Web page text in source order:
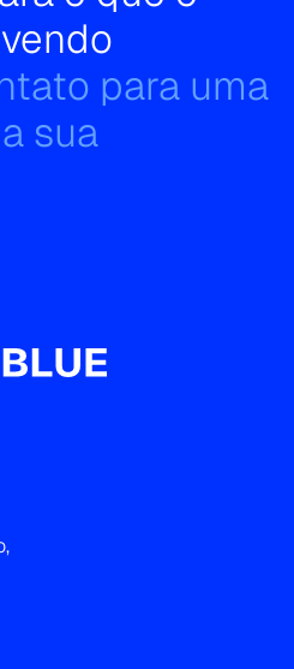
para uma
sua